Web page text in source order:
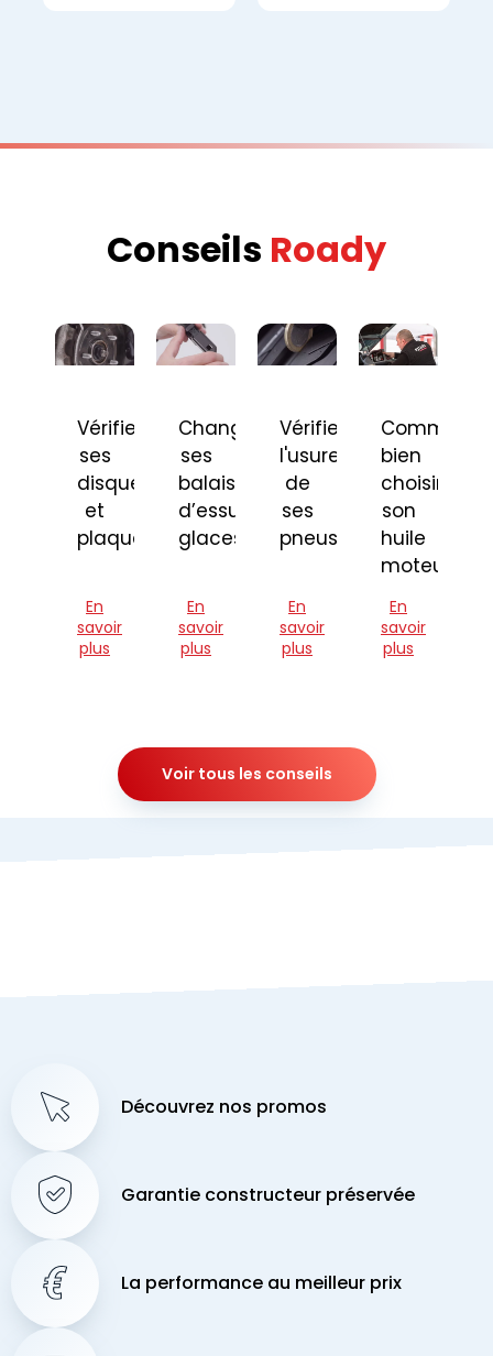
Conseils Roady
Vérifier
ses
disques
et
plaquettes
En
savoir
plus
Changer
ses
balais
d’essuie-
glaces
En
savoir
plus
Vérifier
l'usure
de
ses
pneus
En
savoir
plus
Comment
bien
choisir
son
huile
moteur
En
savoir
plus
Voir tous les conseils
Découvrez nos promos
Garantie constructeur préservée
La performance au meilleur prix